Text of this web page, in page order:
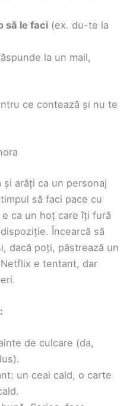
să le faci (ex. du-te la
la un mail,
ce contează și nu te
arăți ca un personaj
timpul să faci pace cu
ca un hoț care îți fură
Încearcă să
dacă poți, păstrează un
e tentant, dar
de culcare (da,
un ceai cald, o carte